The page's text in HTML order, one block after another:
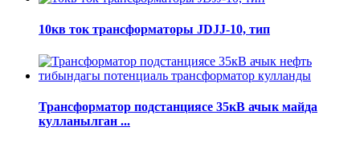
10кв ток трансформаторы JDJJ-10, тип
Трансформатор подстанциясе 35кВ ачык майда
кулланылган ...